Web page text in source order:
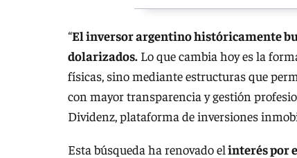
“El inversor argentino históricamente
dolarizados. Lo que cambia hoy es la
físicas, sino mediante estructuras que
con mayor transparencia y gestión
Dividenz, plataforma de inversiones
Esta búsqueda ha renovado elinterés por